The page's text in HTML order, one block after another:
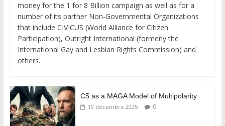
money for the 1 for 8 Billion campaign as well as for a
number of its partner Non-Governmental Organizations
that include CIVICUS (World Alliance for Citizen
Participation), Outright International (formerly the
International Gay and Lesbian Rights Commission) and
others.
C5 as a MAGA Model of Multipolarity
19 décembre 2025 0